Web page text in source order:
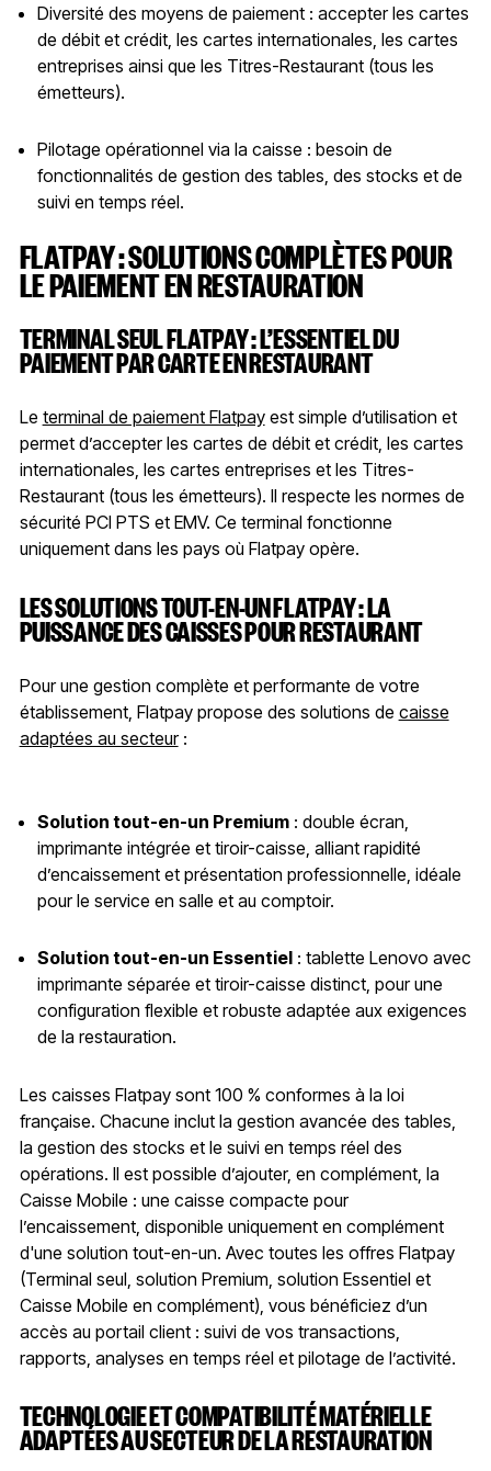
Diversité des moyens de paiement : accepter les cartes
de débit et crédit, les cartes internationales, les cartes
entreprises ainsi que les Titres-Restaurant (tous les
émetteurs).
Pilotage opérationnel via la caisse : besoin de
fonctionnalités de gestion des tables, des stocks et de
suivi en temps réel.
FLATPAY : SOLUTIONS COMPLÈTES POUR
LE PAIEMENT EN RESTAURATION
TERMINAL SEUL FLATPAY : L’ESSENTIEL DU
PAIEMENT PAR CARTE EN RESTAURANT
Le terminal de paiement Flatpayest simple d’utilisation et
permet d’accepter les cartes de débit et crédit, les cartes
internationales, les cartes entreprises et les Titres-
Restaurant (tous les émetteurs). Il respecte les normes de
sécurité PCI PTS et EMV. Ce terminal fonctionne
uniquement dans les pays où Flatpay opère.
LES SOLUTIONS TOUT-EN-UN FLATPAY : LA
PUISSANCE DES CAISSES POUR RESTAURANT
Pour une gestion complète et performante de votre
établissement, Flatpay propose des solutions de caisse
adaptées au secteur:
Solution tout-en-un Premium: double écran,
imprimante intégrée et tiroir-caisse, alliant rapidité
d’encaissement et présentation professionnelle, idéale
pour le service en salle et au comptoir.
Solution tout-en-un Essentiel: tablette Lenovo avec
imprimante séparée et tiroir-caisse distinct, pour une
configuration flexible et robuste adaptée aux exigences
de la restauration.
Les caisses Flatpay sont 100 % conformes à la loi
française. Chacune inclut la gestion avancée des tables,
la gestion des stocks et le suivi en temps réel des
opérations. Il est possible d’ajouter, en complément, la
Caisse Mobile : une caisse compacte pour
l’encaissement, disponible uniquement en complément
d'une solution tout-en-un. Avec toutes les offres Flatpay
(Terminal seul, solution Premium, solution Essentiel et
Caisse Mobile en complément), vous bénéficiez d’un
accès au portail client : suivi de vos transactions,
rapports, analyses en temps réel et pilotage de l’activité.
TECHNOLOGIE ET COMPATIBILITÉ MATÉRIELLE
ADAPTÉES AU SECTEUR DE LA RESTAURATION